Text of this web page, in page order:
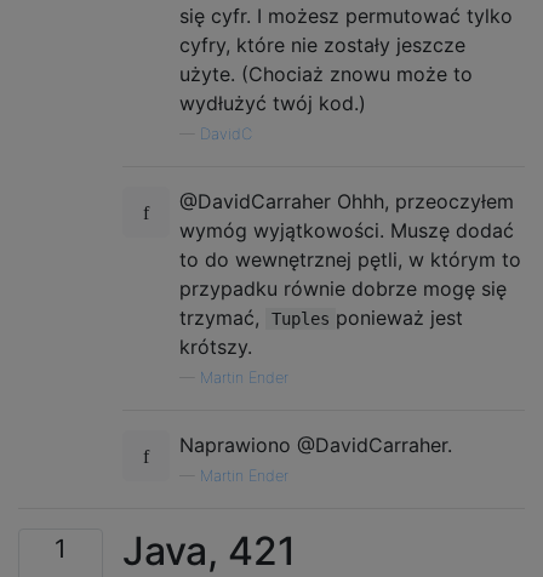
się cyfr. I możesz permutować tylko
cyfry, które nie zostały jeszcze
użyte. (Chociaż znowu może to
wydłużyć twój kod.)
DavidC
@DavidCarraher Ohhh, przeoczyłem
wymóg wyjątkowości. Muszę dodać
to do wewnętrznej pętli, w którym to
przypadku równie dobrze mogę się
trzymać,
Tuples ponieważ jest
krótszy.
Martin Ender
Naprawiono @DavidCarraher.
Martin Ender
1 Java, 421